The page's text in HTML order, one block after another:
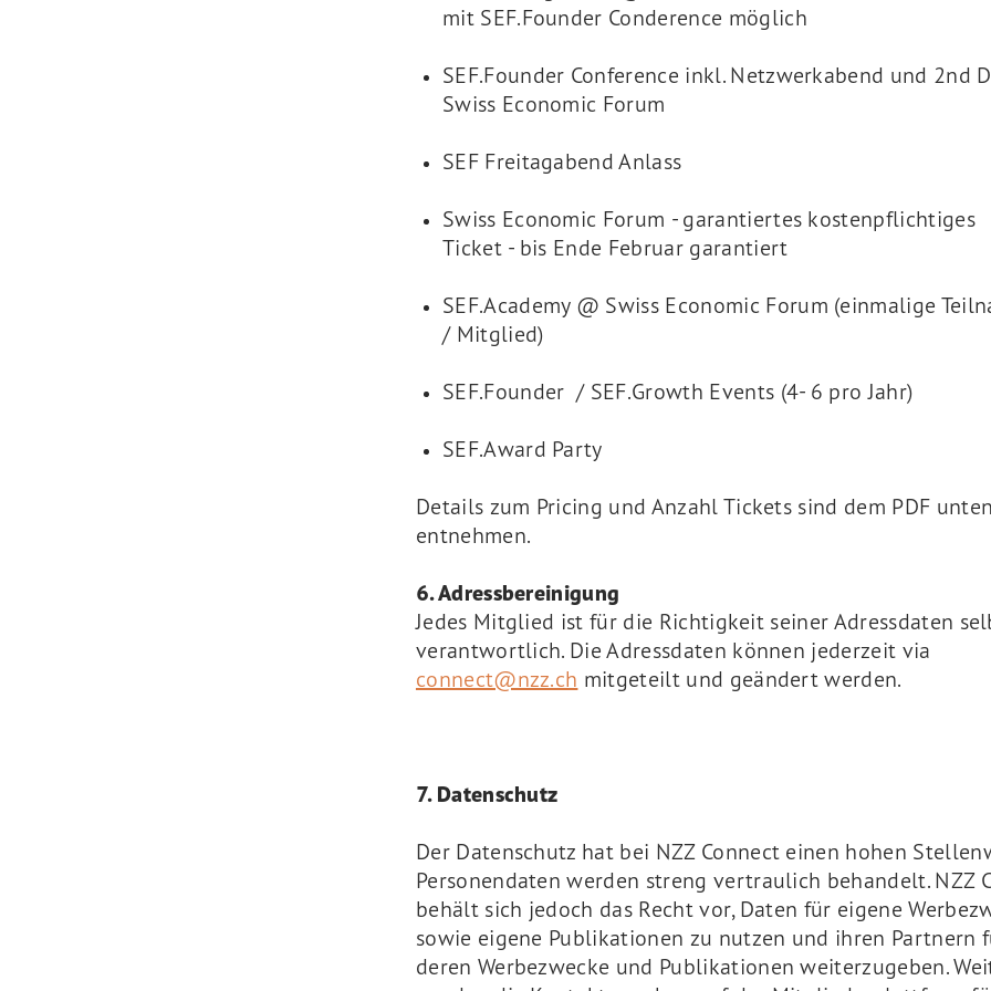
mit SEF.Founder Conderence möglich
SEF.Founder Conference inkl. Netzwerkabend und 2nd
Swiss Economic Forum
SEF Freitagabend Anlass
Swiss Economic Forum - garantiertes kostenpflichtiges
Ticket - bis Ende Februar garantiert
SEF.Academy @ Swiss Economic Forum (einmalige
/ Mitglied)
SEF.Founder / SEF.Growth Events (4- 6 pro Jahr)
SEF.Award Party
Details zum Pricing und Anzahl Tickets sind dem PDF
entnehmen.
6. Adressbereinigung
Jedes Mitglied ist für die Richtigkeit seiner Adressdaten
verantwortlich. Die Adressdaten können jederzeit via
connect@nzz.ch mitgeteilt und geändert werden.
7. Datenschutz
Der Datenschutz hat bei NZZ Connect einen hohen
Personendaten werden streng vertraulich behandelt. NZZ
behält sich jedoch das Recht vor, Daten für eigene
sowie eigene Publikationen zu nutzen und ihren Partnern
deren Werbezwecke und Publikationen weiterzugeben.